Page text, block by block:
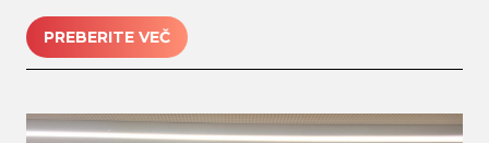
PREBERITE VEČ